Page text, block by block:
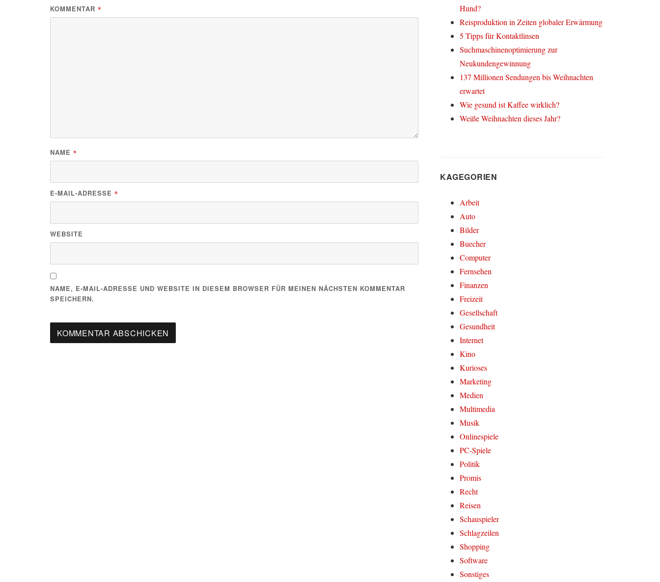
KOMMENTAR *
NAME *
E-MAIL-ADRESSE *
WEBSITE
NAME, E-MAIL-ADRESSE UND WEBSITE IN DIESEM BROWSER FÜR MEINEN NÄCHSTEN KOMMENTAR
SPEICHERN.
Hund?
Reisproduktion in Zeiten globaler Erwärmung
5 Tipps für Kontaktlinsen
Suchmaschinenoptimierung zur
Neukundengewinnung
137 Millionen Sendungen bis Weihnachten
erwartet
Wie gesund ist Kaffee wirklich?
Weiße Weihnachten dieses Jahr?
KAGEGORIEN
Arbeit
Auto
Bilder
Buecher
Computer
Fernsehen
Finanzen
Freizeit
Gesellschaft
Gesundheit
Internet
Kino
Kurioses
Marketing
Medien
Multimedia
Musik
Onlinespiele
PC-Spiele
Politik
Promis
Recht
Reisen
Schauspieler
Schlagzeilen
Shopping
Software
Sonstiges